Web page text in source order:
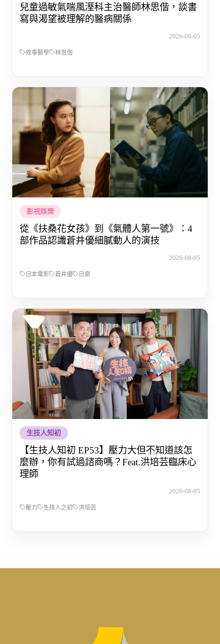
兒童過敏氣喘風溼科主治醫師林思偕，談書
寫與渴望被理解的醫病關係
2026-08-05
敘事醫學 林思偕
影視娛樂
從《扶桑花女孩》到《氣體人第一號》：4
部作品認識蒼井優細膩動人的演技
2026-08-05
日本電影 蒼井優 日劇
生技人知初
【生技人知初 EP53】壓力大但不知道該怎
麼辦，你有試過諮商嗎？Feat.洪培芸臨床心
理師
2026-08-05
壓力 生技人之初 洪培芸